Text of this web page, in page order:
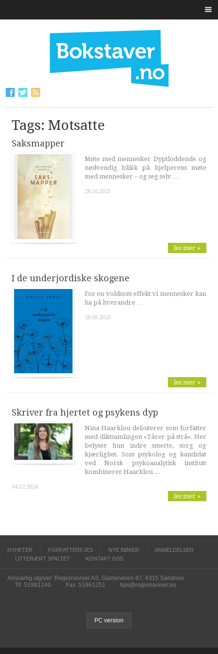
Tags: Motsatte
Saksmapper
Møte med mennesker Dyptloddende og
nødvendig blikk på hjelperens møte
med mennesker – og seg selv …
28.10.2025
les mer »
I de underjordiske skogene
For en voldsom effekt vi mennesker kan
ha på hverandre …
28.05.2025
les mer »
Skriver fra hjertet og psykens dyp
Nina Haarklou debuterer som forfatter
med diktsamlingen «Tårer på strå». Her
belyser hun indre smerte, sorg og
kjærlighet. Som psykolog og kandidat
ved Norsk psykoanalytisk institutt
kombinerer Haarklou ...
04.12.2024
les mer »
NYHETER FORFATTERFJES NYE BØKER
ANMELDELSER
LITTERÆRT SPALTET
KONTAKT OSS
Ansvarlig utgiver: Regionaviser AS, Gamleveien 87, 4315 Sandnes
Tlf. 51961240
Fax. 51961251 tips@regionaviser.no
PC version